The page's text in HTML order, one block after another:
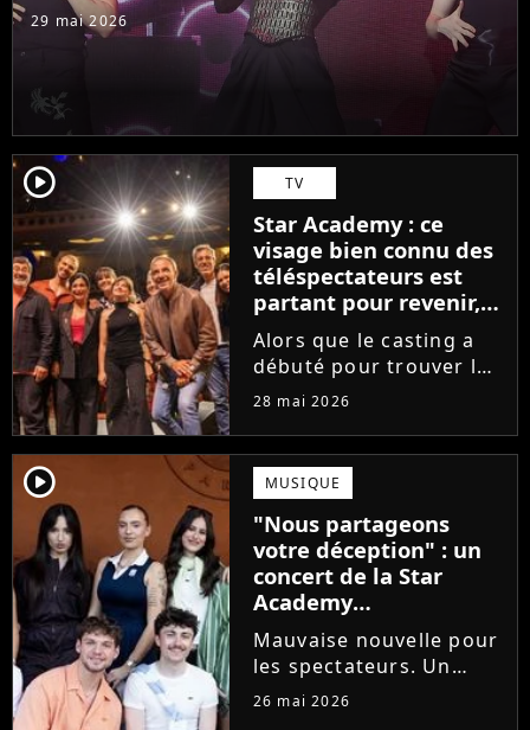
29 mai 2026
player2 TV
Star Academy : ce
visage bien connu des
téléspectateurs est
partant pour revenir,
sauf que la place est
déjà prise
Alors que le casting a
débuté pour trouver les
prochains Pierre
Ambre, une professeure
emblématique de la Star
Academy se positionne
pour enseigner le chant
aux...
28 mai 2026
player2 MUSIQUE
"Nous partageons
votre déception" : un
concert de la Star
Academy
définitivement annulé
Mauvaise nouvelle pour
les spectateurs. Un
concert de la Star
26 mai 2026